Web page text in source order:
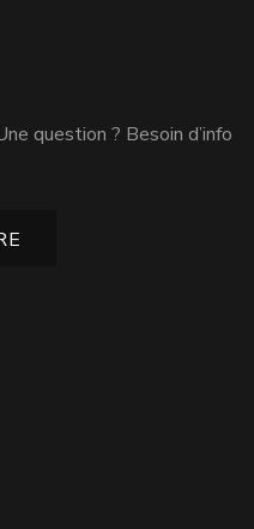
question ? Besoin d’info